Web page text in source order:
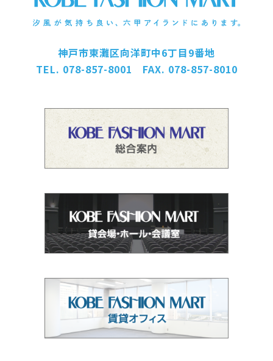
神戸市東灘区向洋町中6丁目9番地
TEL. 078-857-8001 FAX. 078-857-8010